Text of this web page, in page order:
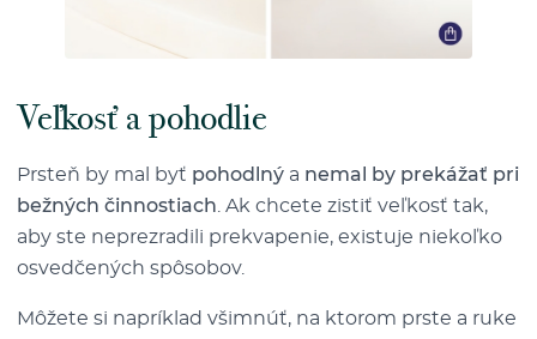
Veľkosť a pohodlie
Prsteň by mal byť pohodlný a nemal by prekážať pri
bežných činnostiach. Ak chcete zistiť veľkosť tak,
aby ste neprezradili prekvapenie, existuje niekoľko
osvedčených spôsobov.
Môžete si napríklad všimnúť, na ktorom prste a ruke